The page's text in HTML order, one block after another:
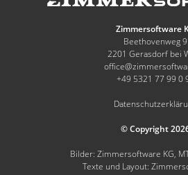
Zimmersoftware
Beethovenweg 9
2201 Gerasdorf bei
+49 5321 77 99 0
© Copyright
Bilder: Zimmersoftware KG,
Texte und Layout: